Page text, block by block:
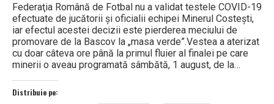
Federaţia Română de Fotbal nu a validat testele COVID-19
efectuate de jucătorii şi oficialii echipei Minerul Costeşti,
iar efectul acestei decizii este pierderea meciului de
promovare de la Bascov la „masa verde”.Vestea a aterizat
cu doar câteva ore până la primul fluier al finalei pe care
minerii o aveau programată sâmbătă, 1 august, de la…
Distribuie pe: